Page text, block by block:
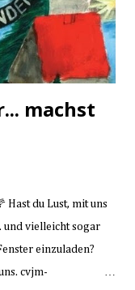
machst
du Lust, mit uns
und vielleicht sogar
einzuladen?
cvjm-